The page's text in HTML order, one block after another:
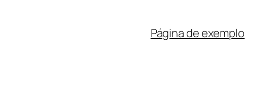
Página de exemplo